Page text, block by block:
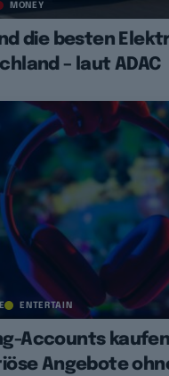
MONEY
die besten
– laut ADAC
ENTERTAIN
Accounts
Angebote